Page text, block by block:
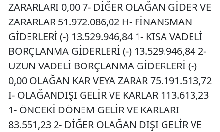
ZARARLARI 0,00 7- DİĞER OLAĞAN GİDER VE
ZARARLAR 51.972.086,02 H- FİNANSMAN
GİDERLERİ (-) 13.529.946,84 1- KISA VADELİ
BORÇLANMA GİDERLERİ (-) 13.529.946,84 2-
UZUN VADELİ BORÇLANMA GİDERLERİ (-)
0,00 OLAĞAN KAR VEYA ZARAR 75.191.513,72
I- OLAĞANDIŞI GELİR VE KARLAR 113.613,23
1- ÖNCEKİ DÖNEM GELİR VE KARLARI
83.551,23 2- DİĞER OLAĞAN DIŞI GELİR VE